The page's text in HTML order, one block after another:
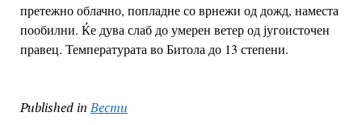
претежно облачно, попладне со врнежи од дожд, наместа
пообилни. Ќе дува слаб до умерен ветер од југоисточен
правец. Температурата во Битола до 13 степени.
Published in Вести